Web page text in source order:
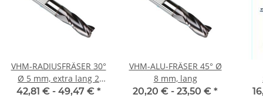
VHM-RADIUSFRÄSER 30°
Ø 5 mm, extra lang 2
Schneiden
42,81 € - 49,47 € *
VHM-ALU-FRÄSER 45° Ø
8 mm, lang
20,20 € - 23,50 € *